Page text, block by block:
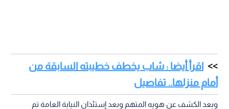
اقرأ أيضا : شاب يخطف خطيبته السابقة من
أمام منزلها.. تفاصيل
وبعد الكشف عن هويه المتهم وبعد إستئذان النيابة العامة تم